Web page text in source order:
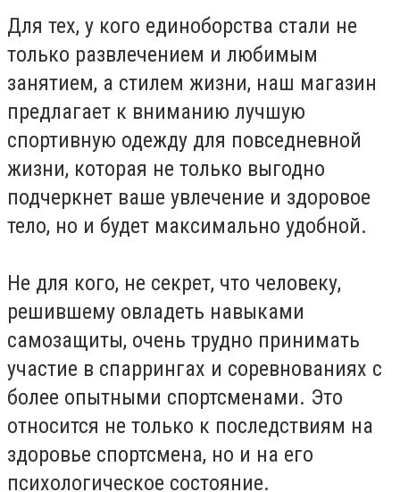
Для тех, у кого единоборства стали не
только развлечением и любимым
занятием, а стилем жизни, наш магазин
предлагает к вниманию лучшую
спортивную одежду для повседневной
жизни, которая не только выгодно
подчеркнет ваше увлечение и здоровое
тело, но и будет максимально удобной.
Не для кого, не секрет, что человеку,
решившему овладеть навыками
самозащиты, очень трудно принимать
участие в спаррингах и соревнованиях с
более опытными спортсменами. Это
относится не только к последствиям на
здоровье спортсмена, но и на его
психологическое состояние.